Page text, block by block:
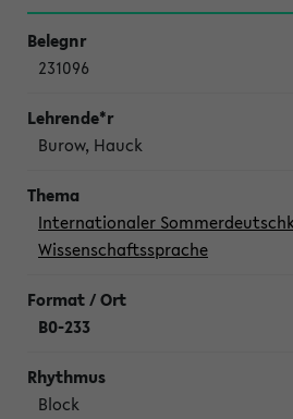
231096
Burow, Hauck
Internationaler
Wissenschaftssprache
B0-233
Block